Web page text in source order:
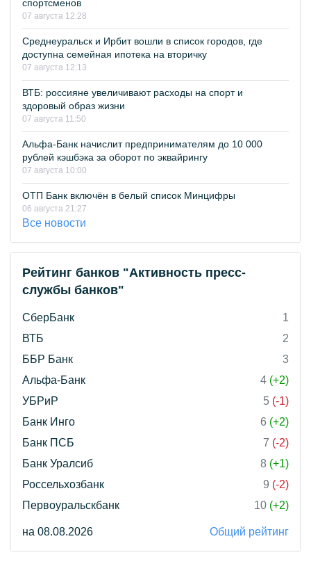
спортсменов
07 августа 12:28
Среднеуральск и Ирбит вошли в список городов, где
доступна семейная ипотека на вторичку
07 августа 12:13
ВТБ: россияне увеличивают расходы на спорт и
здоровый образ жизни
07 августа 11:50
Альфа-Банк начислит предпринимателям до 10 000
рублей кэшбэка за оборот по эквайрингу
07 августа 10:00
ОТП Банк включён в белый список Минцифры
06 августа 21:27
Все новости
Рейтинг банков "Активность пресс-
службы банков"
СберБанк
1
ВТБ
2
ББР Банк
3
Альфа-Банк
4 (+2)
УБРиР
5 (-1)
Банк Инго
6 (+2)
Банк ПСБ
7 (-2)
Банк Уралсиб
8 (+1)
Россельхозбанк
9 (-2)
Первоуральскбанк
10 (+2)
на 08.08.2026 Общий рейтинг